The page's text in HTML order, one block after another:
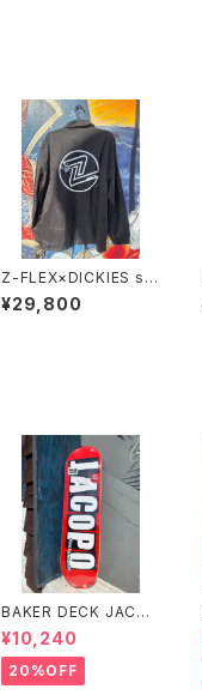
Z-FLEX×DICKIES sin
ce1976s Skate コー
チジャケット USA
¥29,800
BAKER DECK JACO
PO CAROZZI BRAN
D LOGO 8.25 ベイカ
ー デッキ ジェイコー
プ ブランド ロゴ ス
¥10,240
20%OFF